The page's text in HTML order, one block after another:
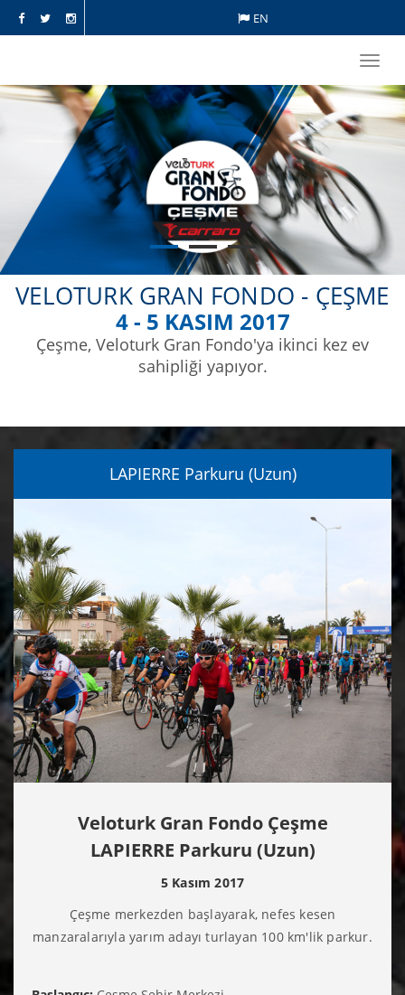
EN
VELOTURK GRAN FONDO - ÇEŞME
4 - 5 KASIM 2017
Çeşme, Veloturk Gran Fondo'ya ikinci kez ev
sahipliği yapıyor.
LAPIERRE Parkuru (Uzun)
Veloturk Gran Fondo Çeşme
LAPIERRE Parkuru (Uzun)
5 Kasım 2017
Çeşme merkezden başlayarak, nefes kesen
manzaralarıyla yarım adayı turlayan 100 km'lik parkur.